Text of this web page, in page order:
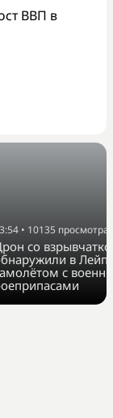
ВВП в
• 10135 просмотра
со
в
с